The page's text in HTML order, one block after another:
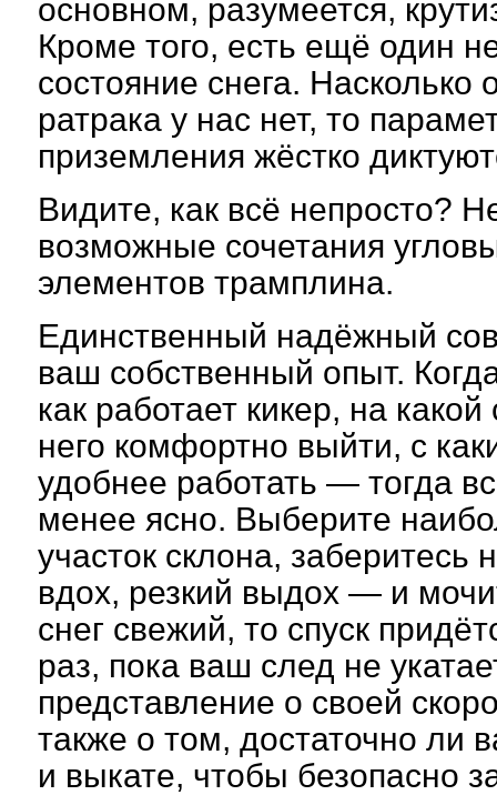
основном, разумеется,
Кроме того, есть ещё один
состояние снега. Насколько
ратрака у нас нет, то
приземления жёстко
Видите, как всё непросто?
возможные сочетания
элементов трамплина.
Единственный надёжный
ваш собственный опыт.
как работает кикер, на
него комфортно выйти, с
удобнее работать — тогда
менее ясно. Выберите
участок склона, заберитесь
вдох, резкий выдох — и
снег свежий, то спуск
раз, пока ваш след не
представление о своей
также о том, достаточно ли
и выкате, чтобы безопасно